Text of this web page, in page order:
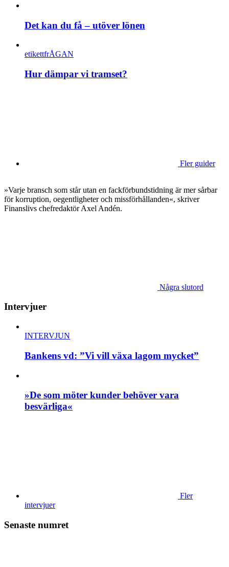
Det kan du få – utöver lönen
etikettfrÅGAN
Hur dämpar vi tramset?
Fler guider
»Varje bransch som står utan en fackförbundstidning är mer sårbar
för korruption, oegentligheter och missförhållanden«, skriver
Finanslivs chefredaktör Axel Andén.
Några slutord
Intervjuer
INTERVJUN
Bankens vd: ”Vi vill växa lagom mycket”
»De som möter kunder behöver vara
besvärliga«
Fler
intervjuer
Senaste numret